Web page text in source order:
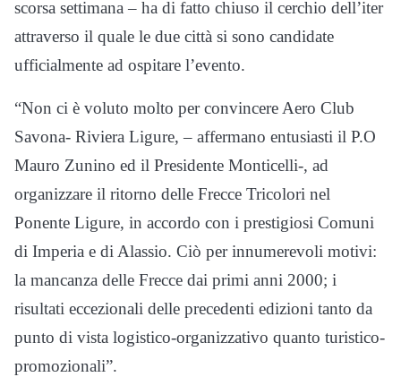
scorsa settimana – ha di fatto chiuso il cerchio dell’iter
attraverso il quale le due città si sono candidate
ufficialmente ad ospitare l’evento.
“Non ci è voluto molto per convincere Aero Club
Savona- Riviera Ligure, – affermano entusiasti il P.O
Mauro Zunino ed il Presidente Monticelli-, ad
organizzare il ritorno delle Frecce Tricolori nel
Ponente Ligure, in accordo con i prestigiosi Comuni
di Imperia e di Alassio. Ciò per innumerevoli motivi:
la mancanza delle Frecce dai primi anni 2000; i
risultati eccezionali delle precedenti edizioni tanto da
punto di vista logistico-organizzativo quanto turistico-
promozionali”.